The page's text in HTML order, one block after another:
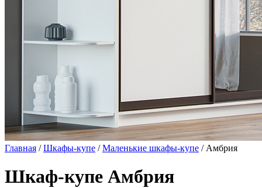
Главная /Шкафы-купе /Маленькие шкафы-купе / Амбрия
Шкаф-купе Амбрия